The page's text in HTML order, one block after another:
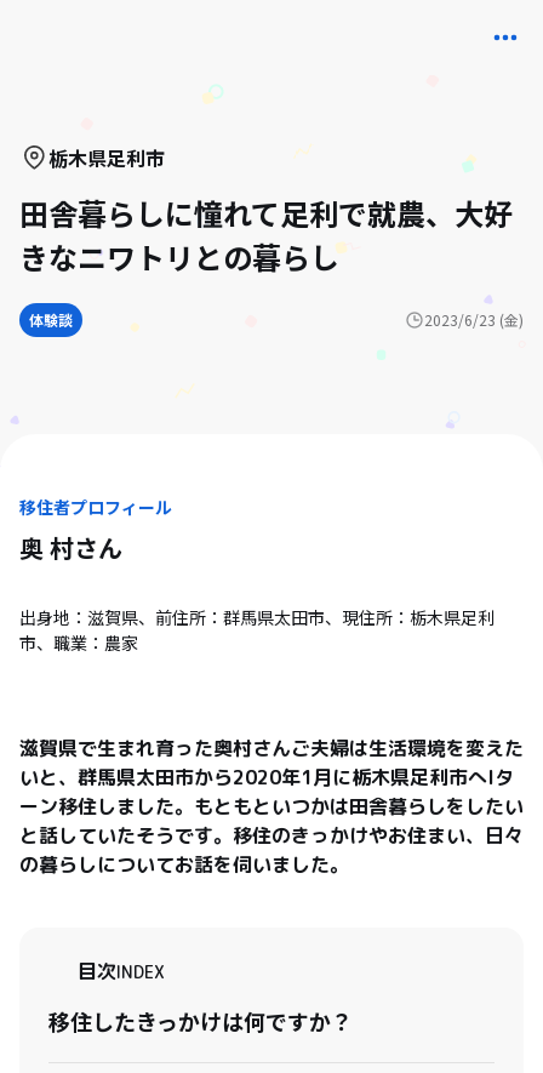
栃木県足利市
田舎暮らしに憧れて足利で就農、大好
きなニワトリとの暮らし
体験談 2023/6/23 (金)
移住者プロフィール
奥 村さん
出身地：滋賀県、前住所：群馬県太田市、現住所：栃木県足利
市、職業：農家
滋賀県で生まれ育った奥村さんご夫婦は生活環境を変えた
いと、群馬県太田市から2020年1月に栃木県足利市へIタ
ーン移住しました。もともといつかは田舎暮らしをしたい
と話していたそうです。移住のきっかけやお住まい、日々
の暮らしについてお話を伺いました。
目次INDEX
移住したきっかけは何ですか？